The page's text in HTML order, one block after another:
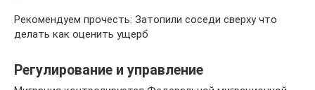
Рекомендуем прочесть: Затопили соседи сверху что
делать как оценить ущерб
Регулирование и управление